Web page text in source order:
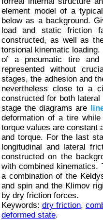
element model of a
below as a background.
load and static friction
constructed, as well as
torsional kinematic
of a pneumatic tire
represented without
stages, the adhesion and
nevertheless close to a
constructed for both
stage the diagrams are
deformation of a tire
torque values are constant
and torque. For the last
longitudinal and lateral
constructed on the
with combined kinematics.
a combination of the
and spin and the Klimov
by dry friction forces.
Keywords: dry friction,
deformed state.